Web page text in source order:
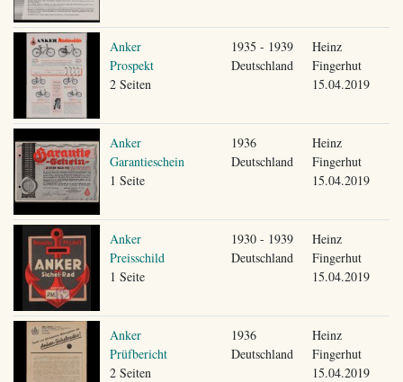
Anker
Prospekt
2 Seiten
1935 - 1939
Deutschland
Heinz
Fingerhut
15.04.2019
Anker
Garantieschein
1 Seite
1936
Deutschland
Heinz
Fingerhut
15.04.2019
Anker
Preisschild
1 Seite
1930 - 1939
Deutschland
Heinz
Fingerhut
15.04.2019
Anker
Prüfbericht
2 Seiten
1936
Deutschland
Heinz
Fingerhut
15.04.2019